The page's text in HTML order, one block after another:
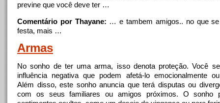
previne que você deve ter …
Comentário por Thayane: … e tambem amigos.. noque se
festa, mais …
Armas
No sonho de ter uma arma, isso denota proteção. Você
influência negativa que podem afetá-lo emocionalmente
Além disso, este sonho anuncia que terá disputas ou
com os seus familiares ou amigos próximos. O sonho